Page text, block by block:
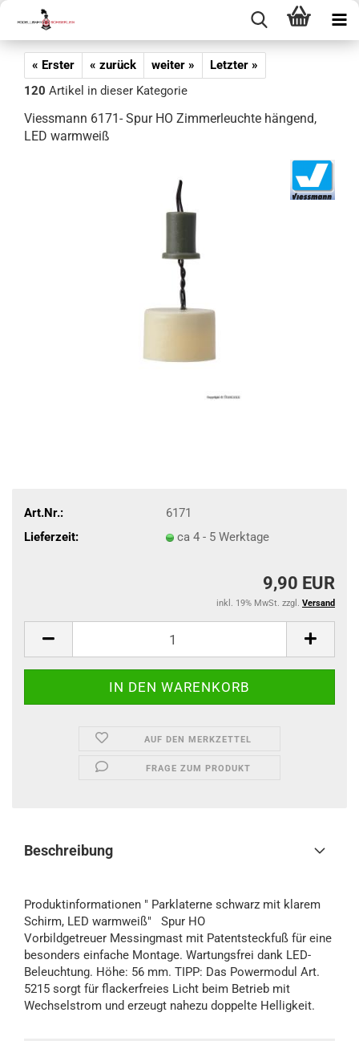
« Erster « zurück weiter »
Letzter »
120 Artikel in dieser Kategorie
Viessmann 6171- Spur HO Zimmerleuchte hängend,
LED warmweiß
Art.Nr.:
6171
Lieferzeit:
ca 4 - 5 Werktage
9,90 EUR
inkl. 19% MwSt. zzgl. Versand
AUF DEN MERKZETTEL
FRAGE ZUM PRODUKT
Beschreibung
Produktinformationen " Parklaterne schwarz mit klarem
Schirm, LED warmweiß" Spur HO
Vorbildgetreuer Messingmast mit Patentsteckfuß für eine
besonders einfache Montage. Wartungsfrei dank LED-
Beleuchtung. Höhe: 56 mm. TIPP: Das Powermodul Art.
5215 sorgt für flackerfreies Licht beim Betrieb mit
Wechselstrom und erzeugt nahezu doppelte Helligkeit.